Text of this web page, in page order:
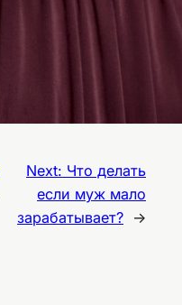
Next: Что делать
если муж мало
зарабатывает? →